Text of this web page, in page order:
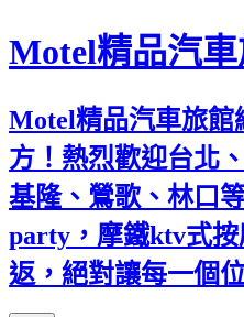
Motel精品汽
Motel精品汽車旅館
方！熱烈歡迎台北
基隆、鶯歌、林口
party，摩鐵ktv式
返，絕對讓每一個